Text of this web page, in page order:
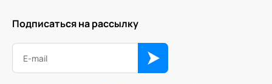
Подписаться на рассылку